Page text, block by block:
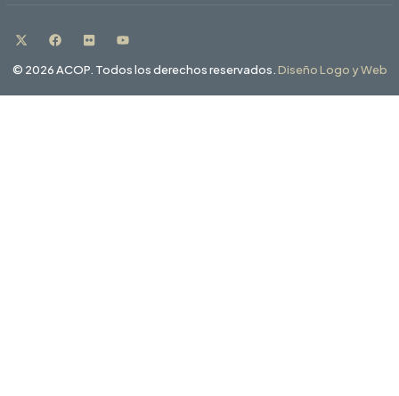
© 2026 ACOP. Todos los derechos reservados. Diseño Logo y Web